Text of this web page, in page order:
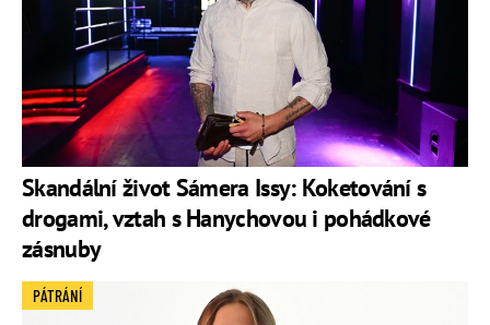
Skandální život Sámera Issy: Koketování s
drogami, vztah s Hanychovou i pohádkové
zásnuby
PÁTRÁNÍ